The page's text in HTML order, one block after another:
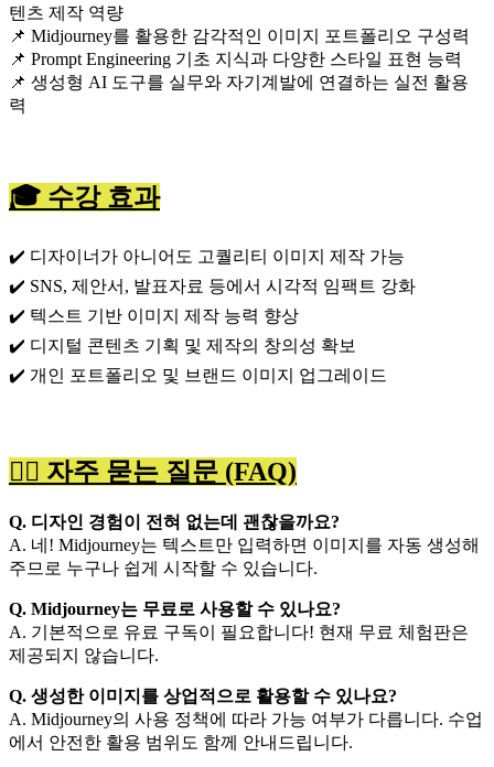
텐츠 제작 역량
📌 Midjourney를 활용한 감각적인 이미지 포트폴리오 구성력
📌 Prompt Engineering 기초 지식과 다양한 스타일 표현 능력
📌 생성형 AI 도구를 실무와 자기계발에 연결하는 실전 활용
력
🎓 수강 효과
✔️ 디자이너가 아니어도 고퀄리티 이미지 제작 가능
✔️ SNS, 제안서, 발표자료 등에서 시각적 임팩트 강화
✔️ 텍스트 기반 이미지 제작 능력 향상
✔️ 디지털 콘텐츠 기획 및 제작의 창의성 확보
✔️ 개인 포트폴리오 및 브랜드 이미지 업그레이드
🙋‍♀️ 자주 묻는 질문 (FAQ)
Q. 디자인 경험이 전혀 없는데 괜찮을까요?
A. 네! Midjourney는 텍스트만 입력하면 이미지를 자동 생성해
주므로 누구나 쉽게 시작할 수 있습니다.
Q. Midjourney는 무료로 사용할 수 있나요?
A. 기본적으로 유료 구독이 필요합니다! 현재 무료 체험판은
제공되지 않습니다.
Q. 생성한 이미지를 상업적으로 활용할 수 있나요?
A. Midjourney의 사용 정책에 따라 가능 여부가 다릅니다. 수업
에서 안전한 활용 범위도 함께 안내드립니다.